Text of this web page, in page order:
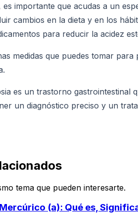
es importante que acudas a un
cambios en la dieta y en los
para reducir la acidez
medidas que puedes tomar
es un trastorno gastrointestinal
un diagnóstico preciso y un
tema que pueden interesarte.
(a): Qué es,